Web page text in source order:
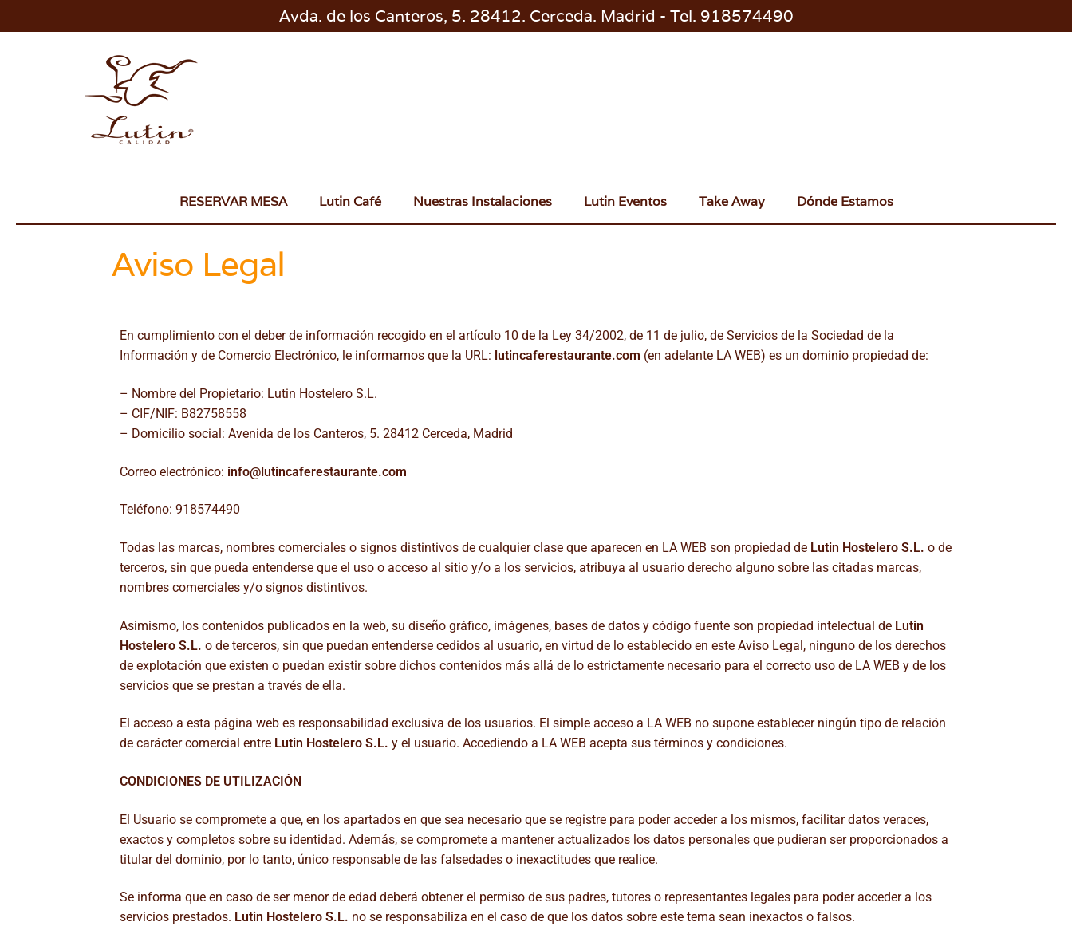
Avda. de los Canteros, 5. 28412. Cerceda. Madrid - Tel. 918574490
RESERVAR MESA Lutin Café Nuestras Instalaciones Lutin Eventos Take Away Dónde Estamos
Aviso Legal
En cumplimiento con el deber de información recogido en el artículo 10 de la Ley 34/2002, de 11 de julio, de Servicios de la Sociedad de la
Información y de Comercio Electrónico, le informamos que la URL: lutincaferestaurante.com (en adelante LA WEB) es un dominio propiedad de:
– Nombre del Propietario: Lutin Hostelero S.L.
– CIF/NIF: B82758558
– Domicilio social: Avenida de los Canteros, 5. 28412 Cerceda, Madrid
Correo electrónico: info@lutincaferestaurante.com
Teléfono: 918574490
Todas las marcas, nombres comerciales o signos distintivos de cualquier clase que aparecen en LA WEB son propiedad de Lutin Hostelero S.L. o de
terceros, sin que pueda entenderse que el uso o acceso al sitio y/o a los servicios, atribuya al usuario derecho alguno sobre las citadas marcas,
nombres comerciales y/o signos distintivos.
Asimismo, los contenidos publicados en la web, su diseño gráfico, imágenes, bases de datos y código fuente son propiedad intelectual de Lutin
Hostelero S.L. o de terceros, sin que puedan entenderse cedidos al usuario, en virtud de lo establecido en este Aviso Legal, ninguno de los derechos
de explotación que existen o puedan existir sobre dichos contenidos más allá de lo estrictamente necesario para el correcto uso de LA WEB y de los
servicios que se prestan a través de ella.
El acceso a esta página web es responsabilidad exclusiva de los usuarios. El simple acceso a LA WEB no supone establecer ningún tipo de relación
de carácter comercial entre Lutin Hostelero S.L. y el usuario. Accediendo a LA WEB acepta sus términos y condiciones.
CONDICIONES DE UTILIZACIÓN
El Usuario se compromete a que, en los apartados en que sea necesario que se registre para poder acceder a los mismos, facilitar datos veraces,
exactos y completos sobre su identidad. Además, se compromete a mantener actualizados los datos personales que pudieran ser proporcionados a
titular del dominio, por lo tanto, único responsable de las falsedades o inexactitudes que realice.
Se informa que en caso de ser menor de edad deberá obtener el permiso de sus padres, tutores o representantes legales para poder acceder a los
servicios prestados. Lutin Hostelero S.L. no se responsabiliza en el caso de que los datos sobre este tema sean inexactos o falsos.